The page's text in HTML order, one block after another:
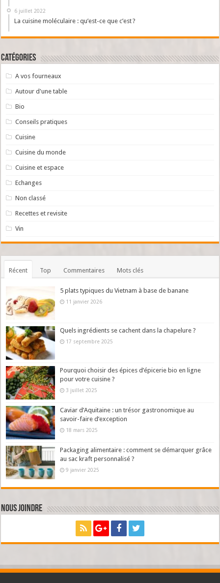
6 juillet 2022
La cuisine moléculaire : qu’est-ce que c’est ?
Catégories
A vos fourneaux
Autour d'une table
Bio
Conseils pratiques
Cuisine
Cuisine du monde
Cuisine et espace
Echanges
Non classé
Recettes et revisite
Vin
Récent Top Commentaires Mots clés
5 plats typiques du Vietnam à base de banane
11 janvier 2026
Quels ingrédients se cachent dans la chapelure ?
17 septembre 2025
Pourquoi choisir des épices d’épicerie bio en ligne
pour votre cuisine ?
3 juillet 2025
Caviar d’Aquitaine : un trésor gastronomique au
savoir-faire d’exception
18 mars 2025
Packaging alimentaire : comment se démarquer grâce
au sac kraft personnalisé ?
9 janvier 2025
Nous joindre